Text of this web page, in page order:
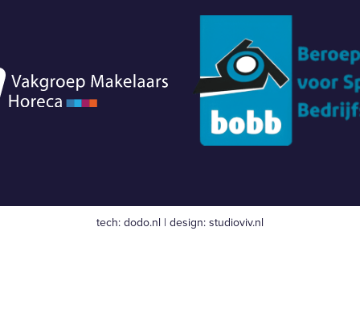
tech:dodo.nl | design:studioviv.nl